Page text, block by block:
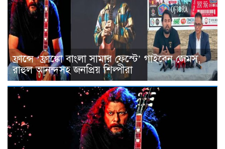
ফ্রান্সে ‘ফ্রাঙ্কো বাংলা সামার ফেস্টে’ গাইবেন জেমস,
রাহুল আনন্দসহ জনপ্রিয় শিল্পীরা